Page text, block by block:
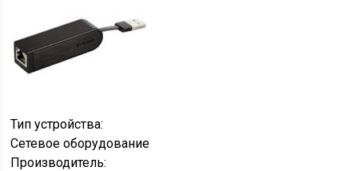
Тип устройства:
Сетевое оборудование
Производитель: